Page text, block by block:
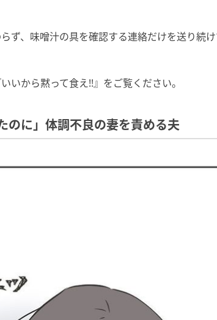
ず、味噌汁の具を確認する連絡だけを送り続
いから黙って食え!!』をご覧ください。
のに」体調不良の妻を責める夫